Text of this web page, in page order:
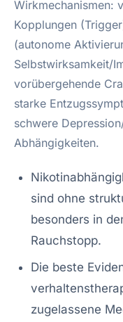
Wirkmechanismen:
Kopplungen
(autonome
Selbstwirksamkeit/
vorübergehende
starke
schwere
Abhängigkeiten.
sind ohne
besonders in
Rauchstopp.
Die beste
zugelassene